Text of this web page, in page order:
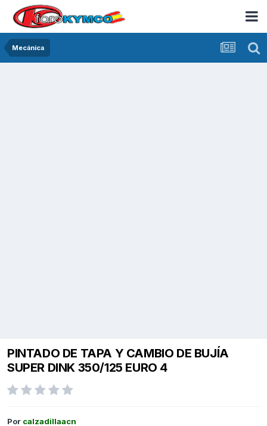
Mecánica
PINTADO DE TAPA Y CAMBIO DE BUJÍA
SUPER DINK 350/125 EURO 4
Por calzadillaacn